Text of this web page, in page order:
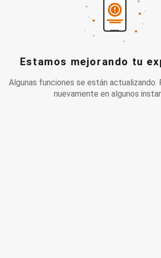
Estamos mejorando tu
Algunas funciones se están actualizando.
nuevamente en algunos